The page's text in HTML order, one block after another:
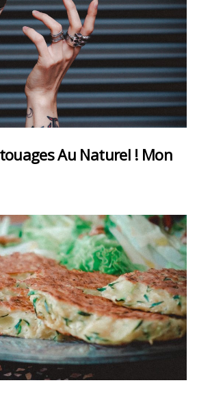
Au Naturel ! Mon